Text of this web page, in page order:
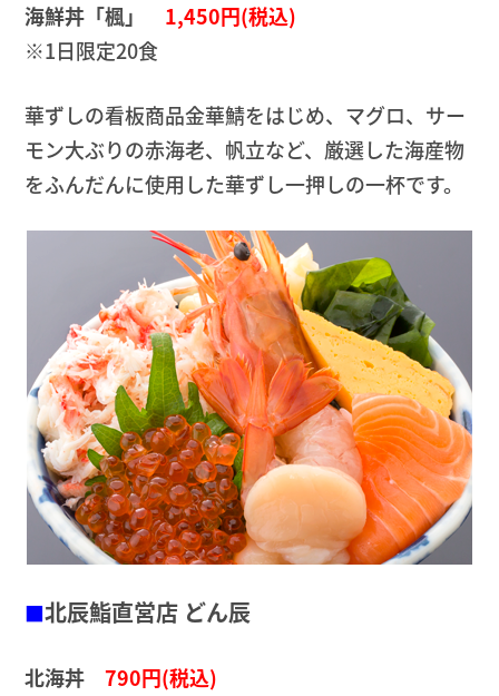
海鮮丼「楓」 1,450円(税込)
※1日限定20食
華ずしの看板商品金華鯖をはじめ、マグロ、サー
モン大ぶりの赤海老、帆立など、厳選した海産物
をふんだんに使用した華ずし一押しの一杯です。
■北辰鮨直営店 どん辰
北海丼 790円(税込)